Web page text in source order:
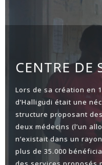
CENTRE DE
Lors de sa création en
d’Halligudi était une
structure proposant
deux médecins (l’un
n’existait dans un
plus de 35.000